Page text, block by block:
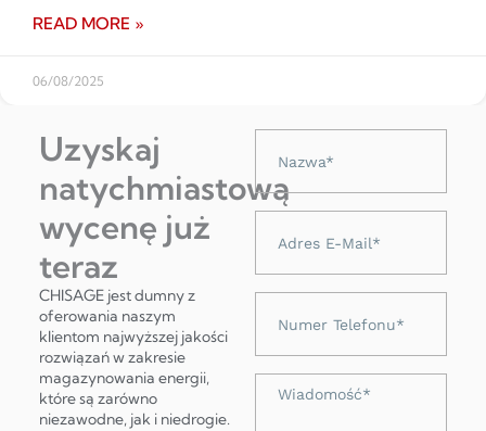
READ MORE »
06/08/2025
Uzyskaj
natychmiastową
wycenę już
teraz
CHISAGE jest dumny z
oferowania naszym
klientom najwyższej jakości
rozwiązań w zakresie
magazynowania energii,
które są zarówno
niezawodne, jak i niedrogie.
telefonu